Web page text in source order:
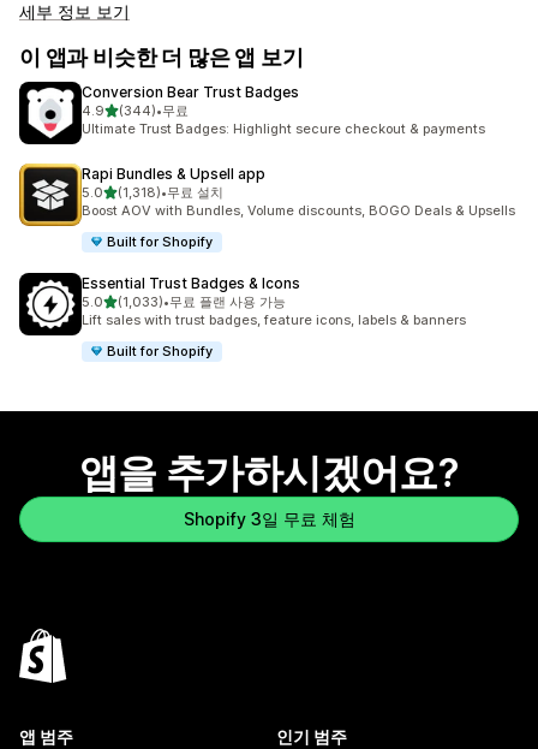
세부 정보 보기
이 앱과 비슷한 더 많은 앱 보기
Conversion Bear Trust Badges
4.9별 5개 중
(344)
총 리뷰 344개
•무료
Ultimate Trust Badges: Highlight secure checkout & payments
Rapi Bundles & Upsell app
5.0별 5개 중
(1,318)
총 리뷰 1318개
•무료 설치
Boost AOV with Bundles, Volume discounts, BOGO Deals & Upsells
Built for Shopify
Essential Trust Badges & Icons
5.0별 5개 중
(1,033)
총 리뷰 1033개
•무료 플랜 사용 가능
Lift sales with trust badges, feature icons, labels & banners
Built for Shopify
앱을 추가하시겠어요?
Shopify 3일 무료 체험
앱 범주 인기 범주